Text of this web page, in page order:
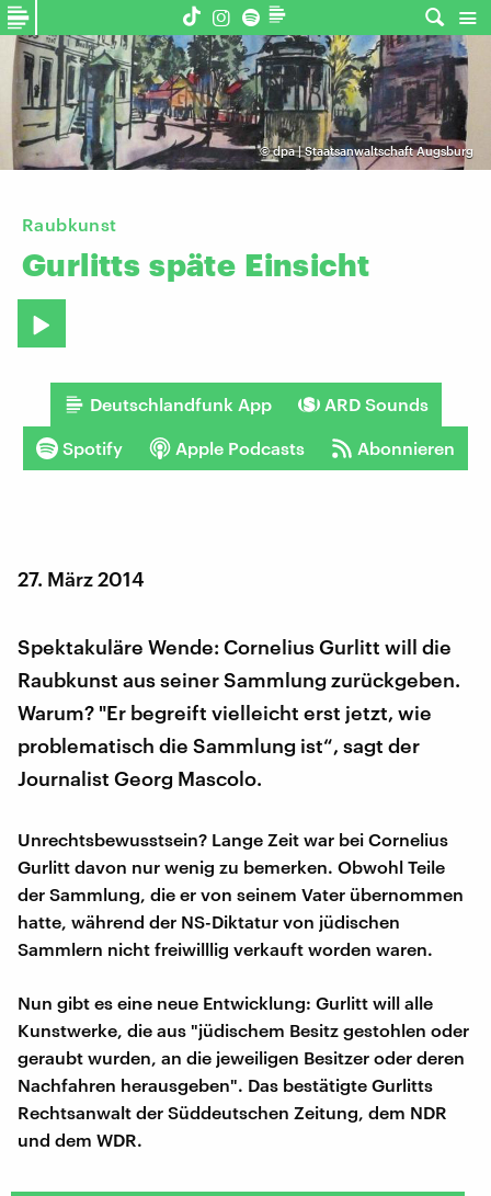
©dpa | Staatsanwaltschaft Augsburg
Raubkunst
Gurlitts späte Einsicht
Deutschlandfunk App ARD Sounds
Spotify Apple Podcasts Abonnieren
27. März 2014
Spektakuläre Wende: Cornelius Gurlitt will die
Raubkunst aus seiner Sammlung zurückgeben.
Warum? "Er begreift vielleicht erst jetzt, wie
problematisch die Sammlung ist“, sagt der
Journalist Georg Mascolo.
Unrechtsbewusstsein? Lange Zeit war bei Cornelius
Gurlitt davon nur wenig zu bemerken. Obwohl Teile
der Sammlung, die er von seinem Vater übernommen
hatte, während der NS-Diktatur von jüdischen
Sammlern nicht freiwilllig verkauft worden waren.
Nun gibt es eine neue Entwicklung: Gurlitt will alle
Kunstwerke, die aus "jüdischem Besitz gestohlen oder
geraubt wurden, an die jeweiligen Besitzer oder deren
Nachfahren herausgeben". Das bestätigte Gurlitts
Rechtsanwalt der Süddeutschen Zeitung, dem NDR
und dem WDR.